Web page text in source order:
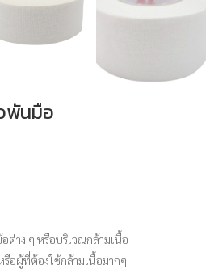
พันมือ
ต่าง ๆ หรือบริเวณกล้ามเนื้อ
อผู้ที่ต้องใช้กล้ามเนื้อมากๆ